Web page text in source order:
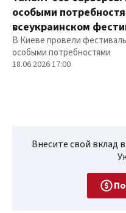
особыми
всеукраинском
В Киеве провели
особыми потребностями
18.06.2026 17:00
Внесите свой вклад